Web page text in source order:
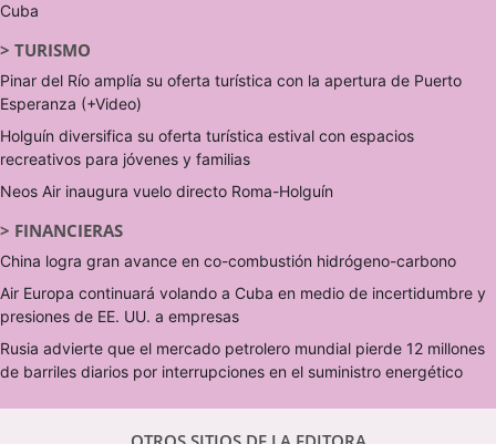
Cuba
> TURISMO
Pinar del Río amplía su oferta turística con la apertura de Puerto
Esperanza (+Video)
Holguín diversifica su oferta turística estival con espacios
recreativos para jóvenes y familias
Neos Air inaugura vuelo directo Roma-Holguín
> FINANCIERAS
China logra gran avance en co-combustión hidrógeno-carbono
Air Europa continuará volando a Cuba en medio de incertidumbre y
presiones de EE. UU. a empresas
Rusia advierte que el mercado petrolero mundial pierde 12 millones
de barriles diarios por interrupciones en el suministro energético